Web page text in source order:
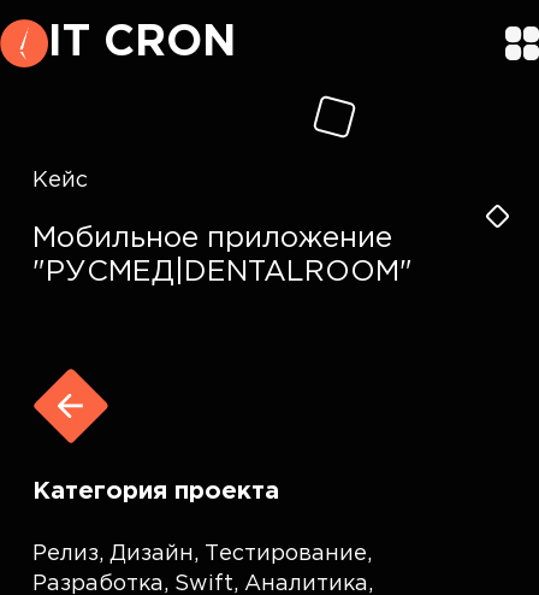
IT CRON
Кейс
Мобильное приложение
"РУСМЕД|DENTALROOM"
Категория проекта
Релиз, Дизайн, Тестирование,
Разработка, Swift, Аналитика,